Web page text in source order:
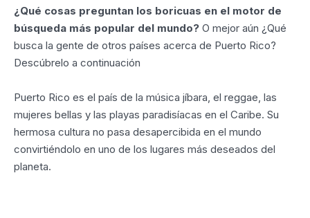
¿Qué cosas preguntan los boricuas en el motor de
búsqueda más popular del mundo? O mejor aún ¿Qué
busca la gente de otros países acerca de Puerto Rico?
Descúbrelo a continuación
Puerto Rico es el país de la música jíbara, el reggae, las
mujeres bellas y las playas paradisíacas en el Caribe. Su
hermosa cultura no pasa desapercibida en el mundo
convirtiéndolo en uno de los lugares más deseados del
planeta.